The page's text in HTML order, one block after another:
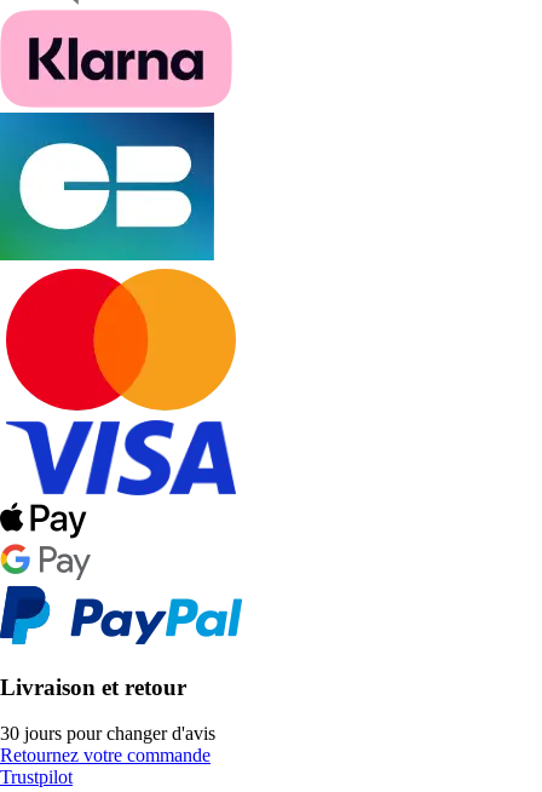
Livraison et retour
30 jours pour changer d'avis
Retournez votre commande
Trustpilot